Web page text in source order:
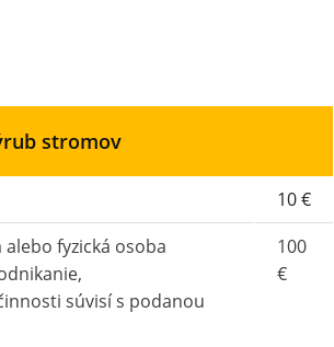
stromov
10 €
fyzická osoba
súvisí s podanou
100
€